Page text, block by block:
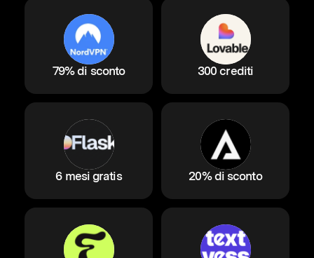
79% di sconto 300 crediti
6 mesi gratis 20% di sconto